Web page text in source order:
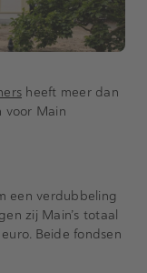
heeft meer dan
voor Main
een verdubbeling
zij Main’s totaal
Beide fondsen